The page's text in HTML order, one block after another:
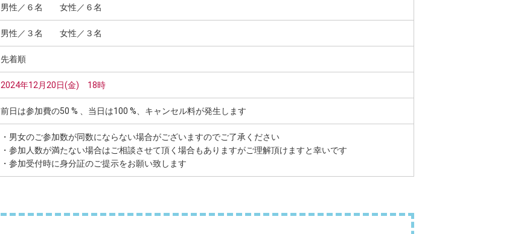
男性／６名 女性／６名
男性／３名 女性／３名
先着順
2024年12月20日(金) 18時
前日は参加費の50 % 、当日は100 %、キャンセル料が発生します
・男女のご参加数が同数にならない場合がございますのでご了承ください
・参加人数が満たない場合はご相談させて頂く場合もありますがご理解頂けますと幸いです
・参加受付時に身分証のご提示をお願い致します